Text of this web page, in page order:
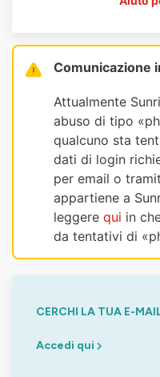
Comunicazione
Attualmente
abuso di tipo
qualcuno sta
dati di login
per email o
appartiene a
leggere qui in
da tentativi di
CERCHI LA TUA E-
Accedi qui